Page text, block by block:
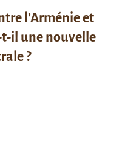
l’Arménie et
il une nouvelle
?